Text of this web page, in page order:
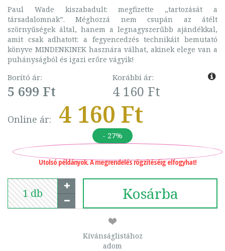
Paul Wade kiszabadult: megfizette „tartozását a
társadalomnak”. Méghozzá nem csupán az átélt
szörnyűségek által, hanem a legnagyszerűbb ajándékkal,
amit csak adhatott: a fegyencedzés technikáit bemutató
könyve MINDENKINEK hasznára válhat, akinek elege van a
puhányságból és igazi erőre vágyik!
Borító ár:
5 699 Ft
Korábbi ár:
4 160 Ft
Online ár: 4 160 Ft
- 27%
Utolsó példányok. A megrendelés rögzítéséig elfogyhat!
Kosárba
Kívánságlistához
adom